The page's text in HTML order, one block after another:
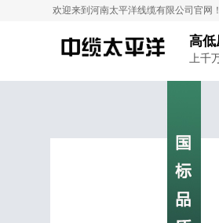
欢迎来到河南太平洋线缆有限公司官网！
高低
上千